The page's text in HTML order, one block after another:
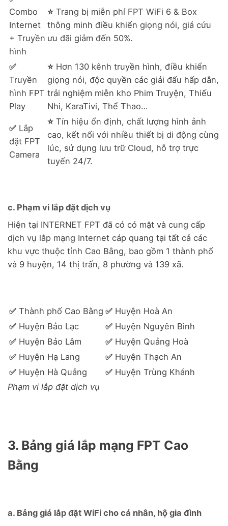
Combo
Internet
+ Truyền
hình
⭐ Trang bị miễn phí FPT WiFi 6 & Box
thông minh điều khiển giọng nói, giá cứu
ưu đãi giảm đến 50%.
✅
Truyền
hình FPT
Play
⭐ Hơn 130 kênh truyền hình, điều khiển
giọng nói, độc quyền các giải đấu hấp dẫn,
trải nghiệm miễn kho Phim Truyện, Thiếu
Nhi, KaraTivi, Thể Thao…
✅ Lắp
đặt FPT
Camera
⭐ Tín hiệu ổn định, chất lượng hình ảnh
cao, kết nối với nhiều thiết bị di động cùng
lúc, sử dụng lưu trữ Cloud, hỗ trợ trực
tuyến 24/7.
c. Phạm vi lắp đặt dịch vụ
Hiện tại INTERNET FPT đã có có mặt và cung cấp
dịch vụ lắp mạng Internet cáp quang tại tất cả các
khu vực thuộc tỉnh Cao Bằng, bao gồm 1 thành phố
và 9 huyện, 14 thị trấn, 8 phường và 139 xã.
✅ Thành phố Cao Bằng ✅ Huyện Hoà An
✅ Huyện Bảo Lạc ✅ Huyện Nguyên Bình
✅ Huyện Bảo Lâm ✅ Huyện Quảng Hoà
✅ Huyện Hạ Lang ✅ Huyện Thạch An
✅ Huyện Hà Quảng ✅ Huyện Trùng Khánh
Phạm vi lắp đặt dịch vụ
3. Bảng giá lắp mạng FPT Cao
Bằng
a. Bảng giá lắp đặt WiFi cho cá nhân, hộ gia đình